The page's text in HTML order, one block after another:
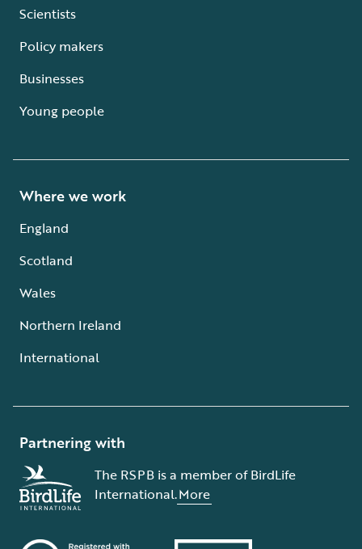
Scientists
Policy makers
Businesses
Young people
Where we work
England
Scotland
Wales
Northern Ireland
International
Partnering with
The RSPB is a member of BirdLife
International.More